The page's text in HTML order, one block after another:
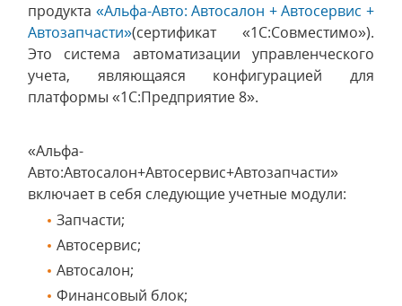
продукта «Альфа-Авто: Автосалон + Автосервис +
Автозапчасти»(сертификат «1С:Совместимо»).
Это система автоматизации управленческого
учета, являющаяся конфигурацией для
платформы «1С:Предприятие 8».
«Альфа-
Авто:Автосалон+Автосервис+Автозапчасти»
включает в себя следующие учетные модули:
Запчасти;
Автосервис;
Автосалон;
Финансовый блок;